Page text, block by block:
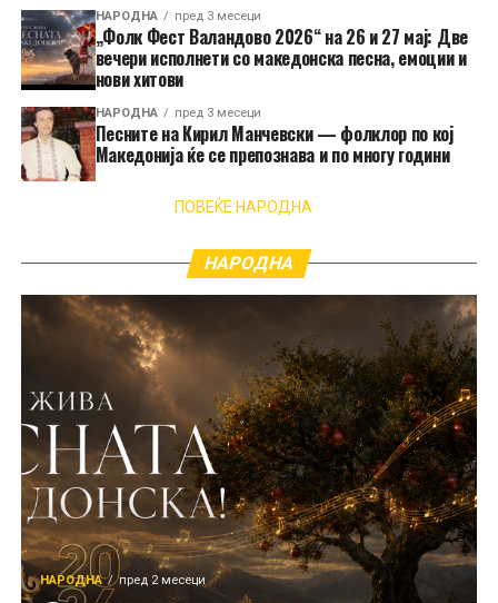
НАРОДНА пред 3 месеци
„Фолк Фест Валандово 2026“ на 26 и 27 мај: Две
вечери исполнети со македонска песна, емоции и
нови хитови
НАРОДНА пред 3 месеци
Песните на Кирил Манчевски — фолклор по кој
Македонија ќе се препознава и по многу години
ПОВЕЌЕ НАРОДНА
НАРОДНА
НАРОДНА пред 2 месеци